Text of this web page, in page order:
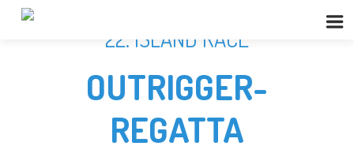
22. ISLAND RACE
OUTRIGGER-
REGATTA